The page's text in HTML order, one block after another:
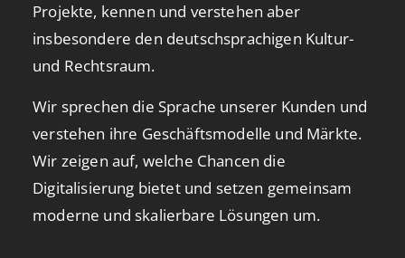
Projekte, kennen und verstehen aber
insbesondere den deutschsprachigen Kultur-
und Rechtsraum.
Wir sprechen die Sprache unserer Kunden und
verstehen ihre Geschäftsmodelle und Märkte.
Wir zeigen auf, welche Chancen die
Digitalisierung bietet und setzen gemeinsam
moderne und skalierbare Lösungen um.